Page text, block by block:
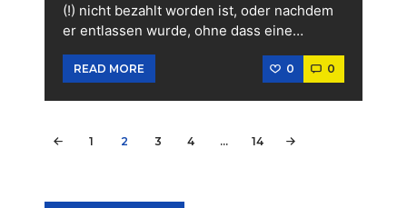
(!) nicht bezahlt worden ist, oder nachdem
er entlassen wurde, ohne dass eine…
READ MORE 0 0
Seitennummerierung
<
PAGE
1 PAGE
2 PAGE
3 PAGE
4 … PAGE
14